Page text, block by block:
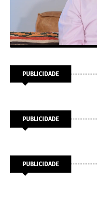
PUBLICIDADE
PUBLICIDADE
PUBLICIDADE